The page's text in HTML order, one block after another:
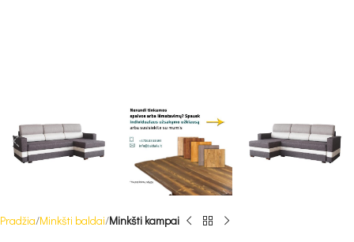
Pradžia Minkšti baldai Minkšti kampai